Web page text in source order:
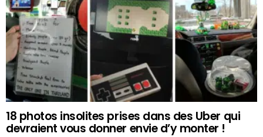
18 photos insolites prises dans des Uber qui
devraient vous donner envie d’y monter !